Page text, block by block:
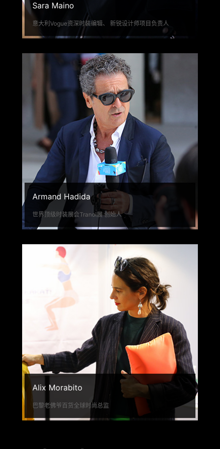
Sara Maino
意大利Vogue资深时装编辑、 新锐设计师项目负责人
Armand Hadida
世界顶级时装展会Tranoi展 创始人
Alix Morabito
巴黎老佛爷百货全球时尚总监